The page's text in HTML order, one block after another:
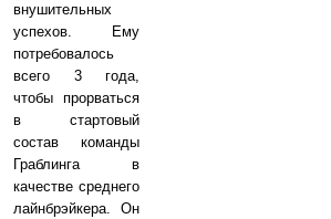
внушительных
успехов. Ему
потребовалось
всего 3 года,
чтобы прорваться
в стартовый
состав команды
Граблинга в
качестве среднего
лайнбрэйкера. Он